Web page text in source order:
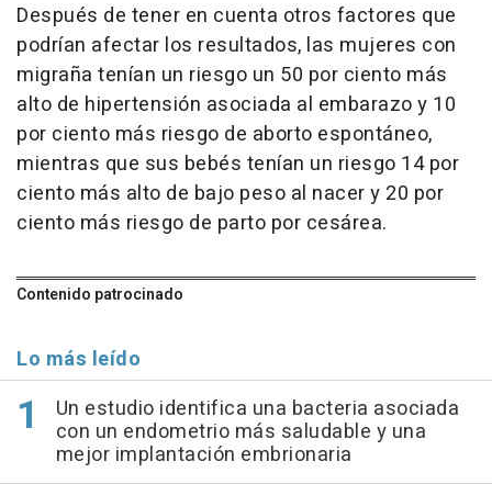
Después de tener en cuenta otros factores que
podrían afectar los resultados, las mujeres con
migraña tenían un riesgo un 50 por ciento más
alto de hipertensión asociada al embarazo y 10
por ciento más riesgo de aborto espontáneo,
mientras que sus bebés tenían un riesgo 14 por
ciento más alto de bajo peso al nacer y 20 por
ciento más riesgo de parto por cesárea.
Contenido patrocinado
Lo más leído
Un estudio identifica una bacteria asociada
con un endometrio más saludable y una
mejor implantación embrionaria